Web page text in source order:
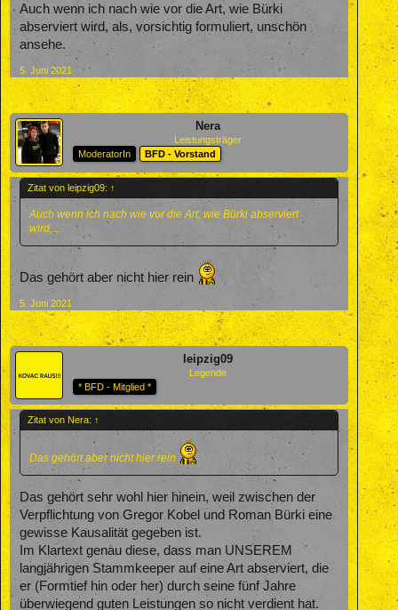
Auch wenn ich nach wie vor die Art, wie Bürki
abserviert wird, als, vorsichtig formuliert, unschön
ansehe.
5. Juni 2021
Nera
Leistungsträger
ModeratorIn
BFD - Vorstand
Zitat von leipzig09: ↑
Auch wenn ich nach wie vor die Art, wie Bürki abserviert
wird,...
Das gehört aber nicht hier rein
5. Juni 2021
leipzig09
Legende
* BFD - Mitglied *
Zitat von Nera: ↑
Das gehört aber nicht hier rein
Das gehört sehr wohl hier hinein, weil zwischen der
Verpflichtung von Gregor Kobel und Roman Bürki eine
gewisse Kausalität gegeben ist.
Im Klartext genau diese, dass man UNSEREM
langjährigen Stammkeeper auf eine Art abserviert, die
er (Formtief hin oder her) durch seine fünf Jahre
überwiegend guten Leistungen so nicht verdient hat.